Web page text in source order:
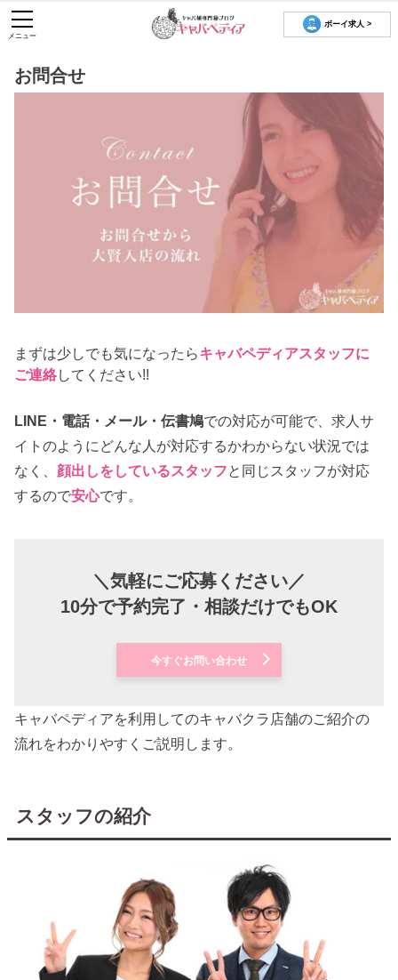
ボーイ求人 >
メニュー
お問合せ
まずは少しでも気になったらキャバペディアスタッフに
ご連絡してください!!
LINE・電話・メール・伝書鳩での対応が可能で、求人サ
イトのようにどんな人が対応するかわからない状況では
なく、 顔出しをしているスタッフと同じスタッフが対応
するので安心です。
＼気軽にご応募ください／
10分で予約完了・相談だけでもOK
今すぐお問い合わせ
キャバペディアを利用してのキャバクラ店舗のご紹介の
流れをわかりやすくご説明します。
スタッフの紹介